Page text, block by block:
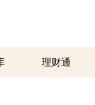
理财通